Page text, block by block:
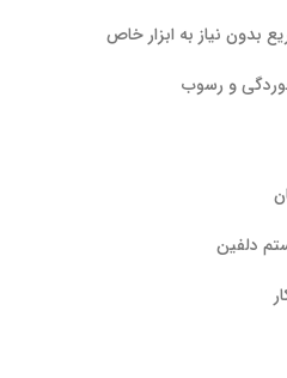
نیاز به ابزار خاص
خوردگی و رسوب
دلفین